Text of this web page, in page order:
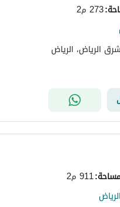
:273 م2
الرياض، الرياض
:911 م2